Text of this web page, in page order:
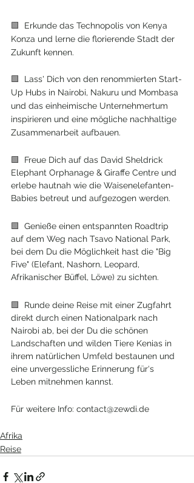
🟩 Erkunde das Technopolis von Kenya
Konza und lerne die florierende Stadt der
Zukunft kennen.
🟩 Lass' Dich von den renommierten Start-
Up Hubs in Nairobi, Nakuru und Mombasa
und das einheimische Unternehmertum
inspirieren und eine mögliche nachhaltige
Zusammenarbeit aufbauen.
🟩 Freue Dich auf das David Sheldrick
Elephant Orphanage & Giraffe Centre und
erlebe hautnah wie die Waisenelefanten-
Babies betreut und aufgezogen werden.
🟩 Genieße einen entspannten Roadtrip
auf dem Weg nach Tsavo National Park,
bei dem Du die Möglichkeit hast die "Big
Five" (Elefant, Nashorn, Leopard,
Afrikanischer Büffel, Löwe) zu sichten.
🟩 Runde deine Reise mit einer Zugfahrt
direkt durch einen Nationalpark nach
Nairobi ab, bei der Du die schönen
Landschaften und wilden Tiere Kenias in
ihrem natürlichen Umfeld bestaunen und
eine unvergessliche Erinnerung für‘s
Leben mitnehmen kannst.
Für weitere Info: contact@zewdi.de
Afrika
Reise